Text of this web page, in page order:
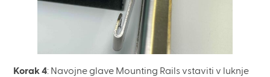
Korak 4: Navojne glave Mounting Rails vstaviti v luknje